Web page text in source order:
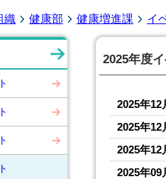
織 健康部 健康増進課 イ
2025年度
2025年12
2025年12
2025年12
2025年09